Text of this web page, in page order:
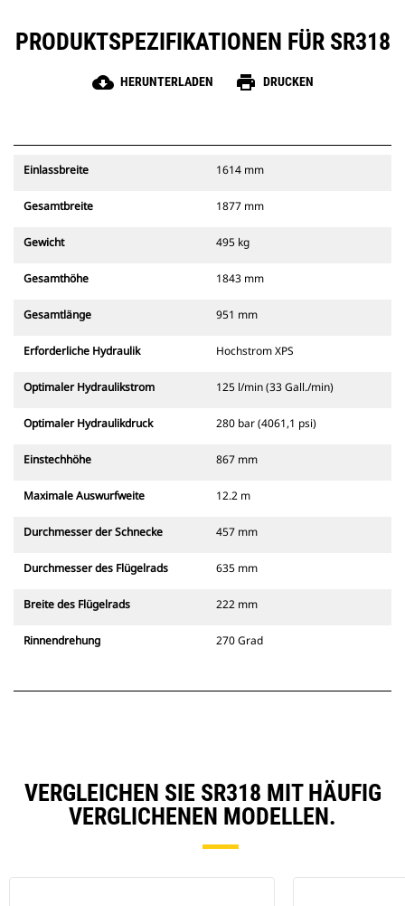
PRODUKTSPEZIFIKATIONEN FÜR SR318
cloud_download HERUNTERLADEN print DRUCKEN
Einlassbreite 1614 mm
Gesamtbreite 1877 mm
Gewicht 495 kg
Gesamthöhe 1843 mm
Gesamtlänge 951 mm
Erforderliche Hydraulik Hochstrom XPS
Optimaler Hydraulikstrom 125 l/min (33 Gall./min)
Optimaler Hydraulikdruck 280 bar (4061,1 psi)
Einstechhöhe 867 mm
Maximale Auswurfweite 12.2 m
Durchmesser der Schnecke 457 mm
Durchmesser des Flügelrads 635 mm
Breite des Flügelrads 222 mm
Rinnendrehung 270 Grad
VERGLEICHEN SIE SR318 MIT HÄUFIG
VERGLICHENEN MODELLEN.